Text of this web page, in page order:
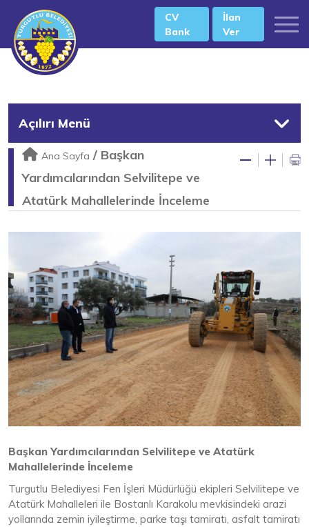
CV
Bank
İlan
Ver
Açılırı Menü
Ana Sayfa / Başkan
Yardımcılarından Selvilitepe ve
Atatürk Mahallelerinde İnceleme
Başkan Yardımcılarından Selvilitepe ve Atatürk
Mahallelerinde İnceleme
Turgutlu Belediyesi Fen İşleri Müdürlüğü ekipleri Selvilitepe ve
Atatürk Mahalleleri ile Bostanlı Karakolu mevkisindeki arazi
yollarında zemin iyileştirme, parke taşı tamiratı, asfalt tamiratı